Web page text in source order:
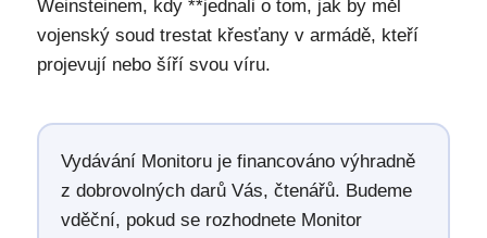
Weinsteinem, kdy **jednali o tom, jak by měl
vojenský soud trestat křesťany v armádě, kteří
projevují nebo šíří svou víru.
Vydávání Monitoru je financováno výhradně
z dobrovolných darů Vás, čtenářů. Budeme
vděční, pokud se rozhodnete Monitor